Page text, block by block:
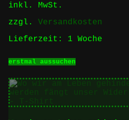
werden
inkl. MwSt.
zzgl. Versandkosten
Lieferzeit: 1 Woche
erstmal aussuchenProdukt
mehrere
Varianten
Die
Optionen